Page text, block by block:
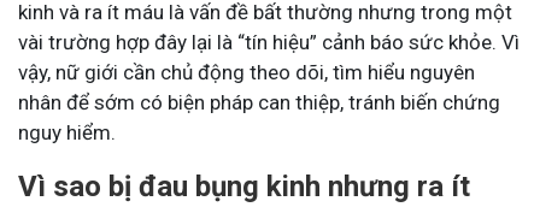
kinh và ra ít máu là vấn đề bất thường nhưng trong một
vài trường hợp đây lại là “tín hiệu” cảnh báo sức khỏe. Vì
vậy, nữ giới cần chủ động theo dõi, tìm hiểu nguyên
nhân để sớm có biện pháp can thiệp, tránh biến chứng
nguy hiểm.
Vì sao bị đau bụng kinh nhưng ra ít